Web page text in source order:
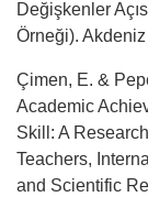
Değişkenler
Örneği).
Çimen, E. &
Academic
Skill: A
Teachers,
and Scientific